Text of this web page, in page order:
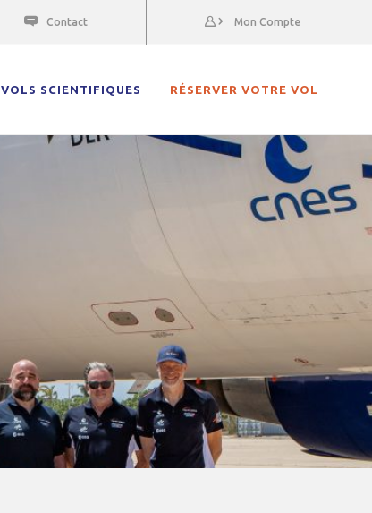
Contact Mon Compte
VOLS SCIENTIFIQUES RÉSERVER VOTRE VOL